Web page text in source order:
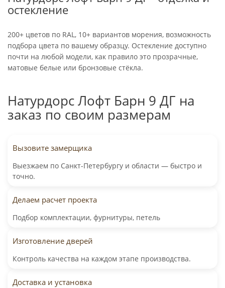
остекление
200+ цветов по RAL, 10+ вариантов морения, возможность
подбора цвета по вашему образцу. Остекление доступно
почти на любой модели, как правило это прозрачные,
матовые белые или бронзовые стёкла.
Натурдорс Лофт Барн 9 ДГ на
заказ по своим размерам
Вызовите замерщика
Выезжаем по Санкт-Петербургу и области — быстро и
точно.
Делаем расчет проекта
Подбор комплектации, фурнитуры, петель
Изготовление дверей
Контроль качества на каждом этапе производства.
Доставка и установка